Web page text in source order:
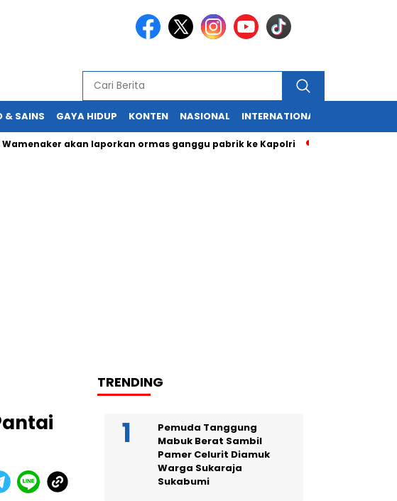
& SAINS GAYA HIDUP KONTEN NASIONAL INTERNATIONAL
akan laporkan ormas ganggu pabrik ke Kapolri Cabup dan Cawali
TRENDING
Pemuda Tanggung
Mabuk Berat Sambil
Pamer Celurit Diamuk
Warga Sukaraja
Sukabumi